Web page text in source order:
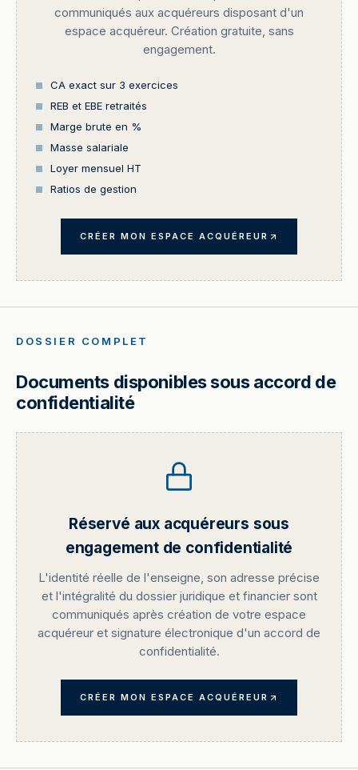
communiqués aux acquéreurs disposant d'un
espace acquéreur. Création gratuite, sans
engagement.
CA exact sur 3 exercices
REB et EBE retraités
Marge brute en %
Masse salariale
Loyer mensuel HT
Ratios de gestion
CRÉER MON ESPACE ACQUÉREUR
DOSSIER COMPLET
Documents disponibles sous accord de
confidentialité
Réservé aux acquéreurs sous
engagement de confidentialité
L'identité réelle de l'enseigne, son adresse précise
et l'intégralité du dossier juridique et financier sont
communiqués après création de votre espace
acquéreur et signature électronique d'un accord de
confidentialité.
CRÉER MON ESPACE ACQUÉREUR